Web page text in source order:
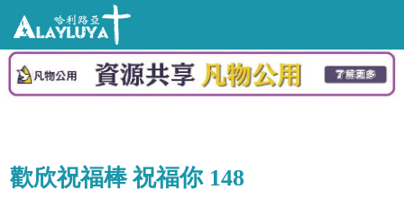
歡欣祝福棒 祝福你 148